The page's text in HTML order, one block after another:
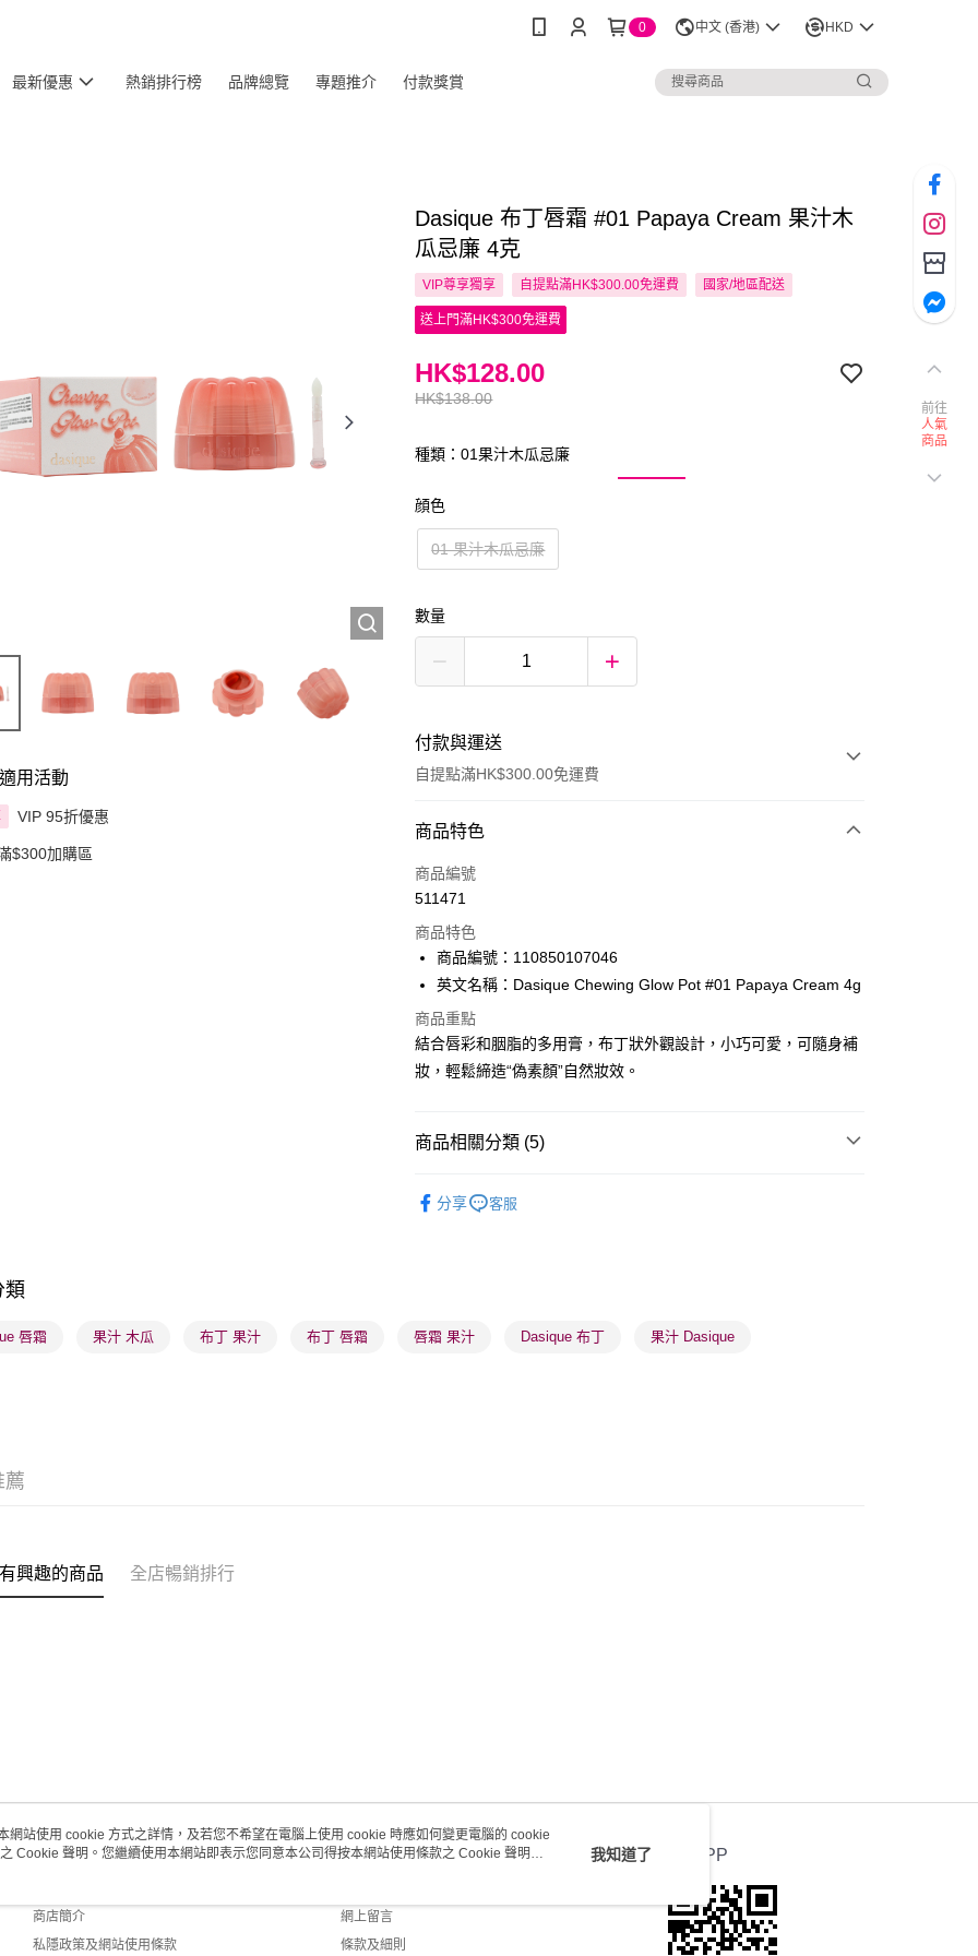
0 中文 (香港) HKD
最新優惠 熱銷排行榜 品牌總覽 專題推介 付款獎賞
用活動
VIP 95折優惠
$300加購區
Dasique 布丁唇霜 #01 Papaya Cream 果汁木
瓜忌廉 4克
VIP尊享獨享 自提點滿HK$300.00免運費 國家/地區配送
送上門滿HK$300免運費
HK$138.00
HK$128.00
種類：01果汁木瓜忌廉
顔色
01 果汁木瓜忌廉
數量
付款與運送
自提點滿HK$300.00免運費
付款方式
信用卡
AlipayHK
PayMe
WeChat Pay
BoC Pay
送貨方式
每筆HK$65.00，滿HK$300.00或以上免運費
物流公司進行物流配送
商品特色
商品編號
511471
商品特色
商品編號：110850107046
英文名稱：Dasique Chewing Glow Pot #01 Papaya Cream 4g
商品重點
結合唇彩和胭脂的多用膏，布丁狀外觀設計，小巧可愛，可隨身補
妝，輕鬆締造“偽素顏”自然妝效。
商品相關分類 (5)
莎莎獨家品牌✨ 韓系品牌 全部產品
分享 客服
類
唇霜 果汁 木瓜 布丁 果汁 布丁 唇霜 唇霜 果汁 Dasique 布丁 果汁 Dasique
薦
興趣的商品 全店暢銷排行
關於我們
商店簡介
私隱政策及網站使用條款
客戶服務
網上留言
條款及細則
官方APP
前往
人氣
商品
網站使用 cookie 方式之詳情，及若您不希望在電腦上使用 cookie 時應如何變更電腦的 cookie
之 Cookie 聲明。您繼續使用本網站即表示您同意本公司得按本網站使用條款之 Cookie 聲明使
我知道了